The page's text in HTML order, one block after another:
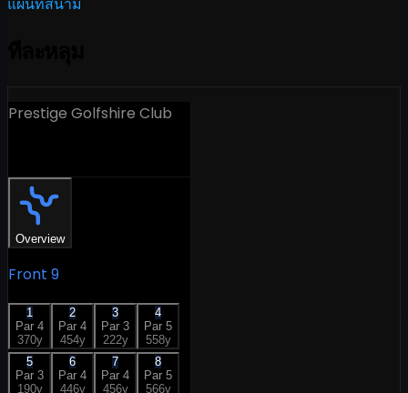
แผนที่สนาม
Prestige Golfshire Club
Overview
Front 9
1
Par 4
370y
2
Par 4
454y
3
Par 3
222y
4
Par 5
558y
5
Par 3
190y
6
Par 4
446y
7
Par 4
456y
8
Par 5
566y